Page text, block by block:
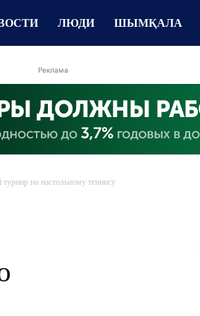
ЛЮДИ ШЫМҚАЛА
Реклама
по настольному теннису